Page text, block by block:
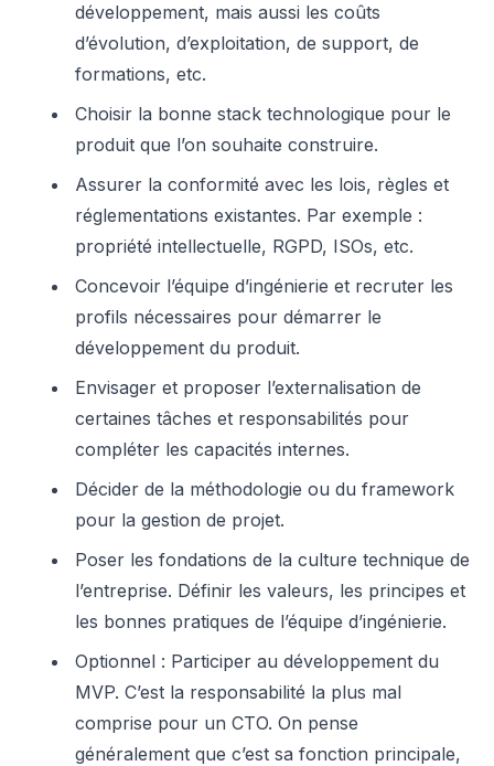
développement, mais aussi les coûts
d’évolution, d’exploitation, de support, de
formations, etc.
Choisir la bonne stack technologique pour le
produit que l’on souhaite construire.
Assurer la conformité avec les lois, règles et
réglementations existantes. Par exemple :
propriété intellectuelle, RGPD, ISOs, etc.
Concevoir l’équipe d’ingénierie et recruter les
profils nécessaires pour démarrer le
développement du produit.
Envisager et proposer l’externalisation de
certaines tâches et responsabilités pour
compléter les capacités internes.
Décider de la méthodologie ou du framework
pour la gestion de projet.
Poser les fondations de la culture technique de
l’entreprise. Définir les valeurs, les principes et
les bonnes pratiques de l’équipe d’ingénierie.
Optionnel : Participer au développement du
MVP. C’est la responsabilité la plus mal
comprise pour un CTO. On pense
généralement que c’est sa fonction principale,